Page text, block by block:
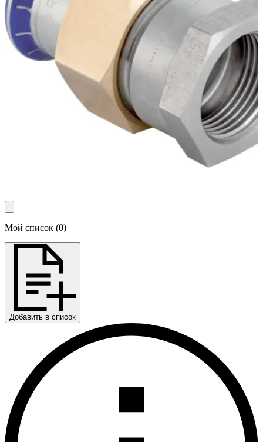
Мой список (0)
Добавить в список